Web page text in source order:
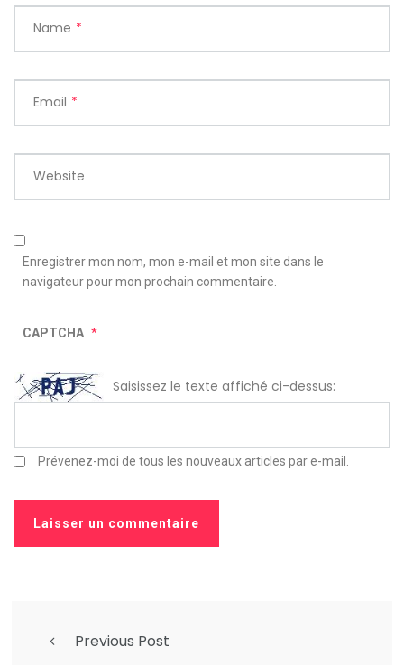
Name *
Email *
Website
Enregistrer mon nom, mon e-mail et mon site dans le
navigateur pour mon prochain commentaire.
CAPTCHA *
Saisissez le texte affiché ci-dessus:
Prévenez-moi de tous les nouveaux articles par e-mail.
Previous Post